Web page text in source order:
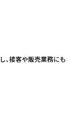
、接客や販売業務にも